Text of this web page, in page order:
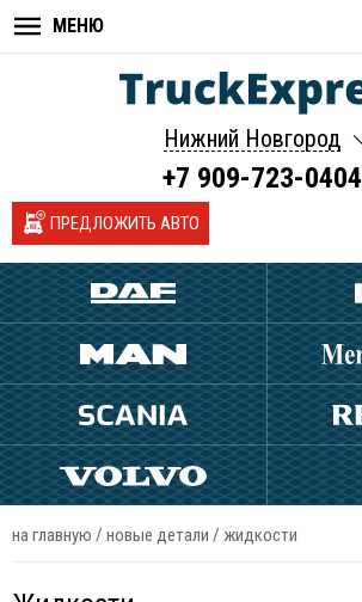
МЕНЮ
Нижний Новгород
+7 909-723-0404
ПРЕДЛОЖИТЬ АВТО
на главную / новые детали / жидкости